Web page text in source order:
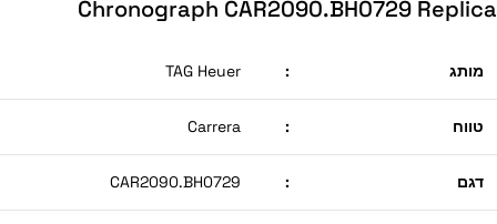
Chronograph CAR2090.BH0729 Replica
מותג :
TAG Heuer
טווח :
Carrera
דגם :
CAR2090.BH0729